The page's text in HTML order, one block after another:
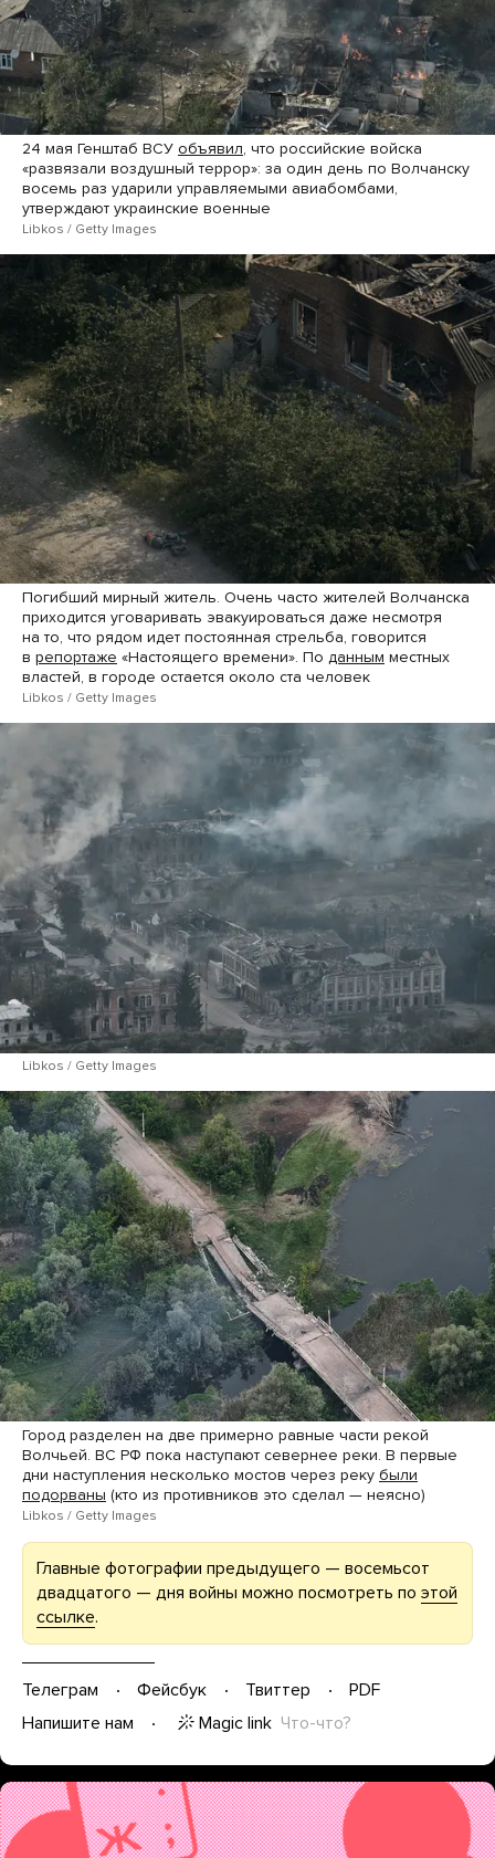
24 мая Генштаб ВСУ объявил, что российские войска
«развязали воздушный террор»: за один день по Волчанску
восемь раз ударили управляемыми авиабомбами,
утверждают украинские военные
Libkos / Getty Images
Погибший мирный житель. Очень часто жителей Волчанска
приходится уговаривать эвакуироваться даже несмотря
на то, что рядом идет постоянная стрельба, говорится
в репортаже «Настоящего времени». По данным местных
властей, в городе остается около ста человек
Libkos / Getty Images
Libkos / Getty Images
Город разделен на две примерно равные части рекой
Волчьей. ВС РФ пока наступают севернее реки. В первые
дни наступления несколько мостов через реку были
подорваны (кто из противников это сделал — неясно)
Libkos / Getty Images
Главные фотографии предыдущего — восемьсот
двадцатого — дня войны можно посмотреть по этой
ссылке.
Телеграм Фейсбук Твиттер
PDF
Напишите нам
Magic link Что-что?